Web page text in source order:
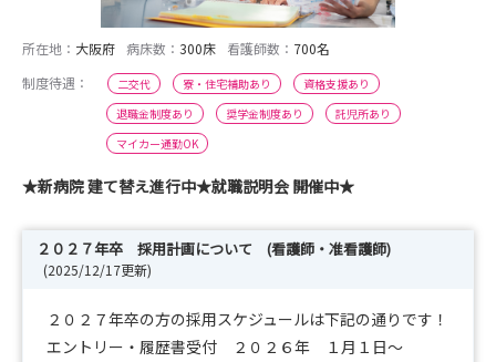
所在地： 大阪府 病床数： 300床 看護師数： 700名
制度待遇：
二交代 寮・住宅補助あり
資格支援あり
退職金制度あり
奨学金制度あり
託児所あり
マイカー通勤OK
★新病院 建て替え進行中★就職説明会 開催中★
２０２７年卒 採用計画について (看護師・准看護師)
(2025/12/17更新)
２０２７年卒の方の採用スケジュールは下記の通りです！
エントリー・履歴書受付 ２０２６年 １月１日～